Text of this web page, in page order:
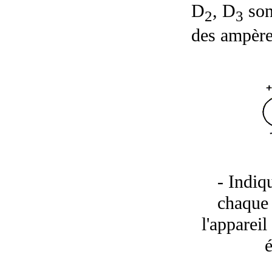
D2, D3
des
-
l'appareil